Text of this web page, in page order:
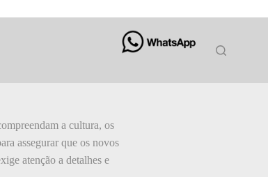
a cultura, os
assegurar que os novos
atenção a detalhes e